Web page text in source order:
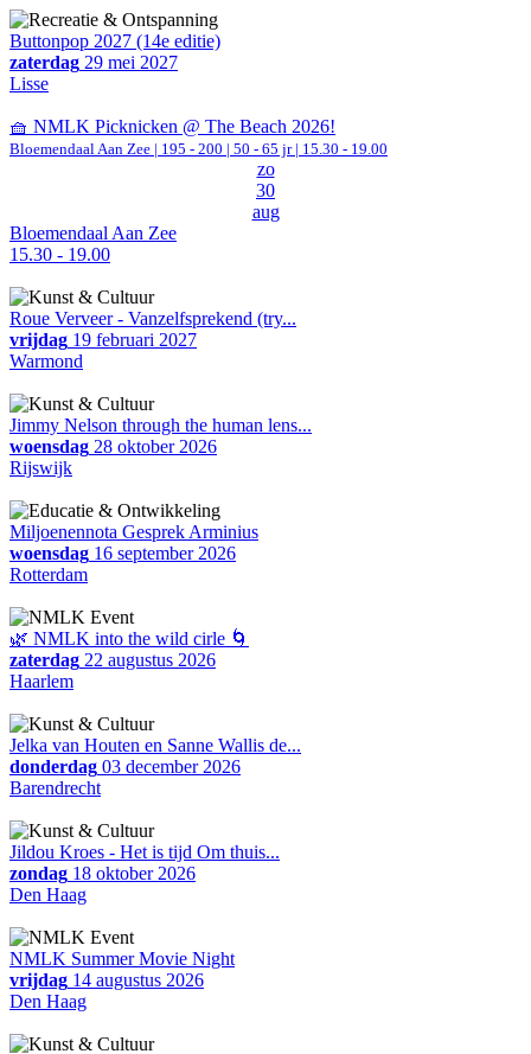
Buttonpop 2027 (14e editie)
zaterdag 29 mei 2027
Lisse
🧺 NMLK Picknicken @ The Beach 2026!
Bloemendaal Aan Zee | 195 - 200 | 50 - 65 jr | 15.30 - 19.00
zo
30
aug
Bloemendaal Aan Zee
15.30 - 19.00
Roue Verveer - Vanzelfsprekend (try...
vrijdag 19 februari 2027
Warmond
Jimmy Nelson through the human lens...
woensdag 28 oktober 2026
Rijswijk
Miljoenennota Gesprek Arminius
woensdag 16 september 2026
Rotterdam
🌿 NMLK into the wild cirle 🌀
zaterdag 22 augustus 2026
Haarlem
Jelka van Houten en Sanne Wallis de...
donderdag 03 december 2026
Barendrecht
Jildou Kroes - Het is tijd Om thuis...
zondag 18 oktober 2026
Den Haag
NMLK Summer Movie Night
vrijdag 14 augustus 2026
Den Haag